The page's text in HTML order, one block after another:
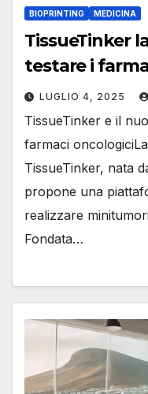
BIOPRINTING MEDICINA
TissueTinker
testare i
LUGLIO 4, 2025
TissueTinker e il
farmaci
TissueTinker, nata
propone una
realizzare
Fondata…